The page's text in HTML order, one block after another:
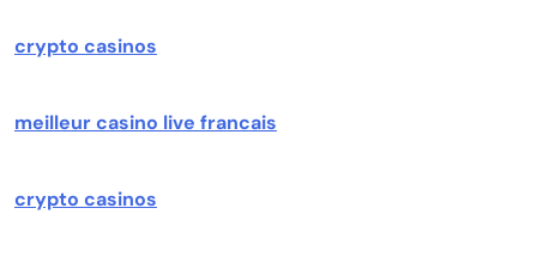
crypto casinos
meilleur casino live francais
crypto casinos